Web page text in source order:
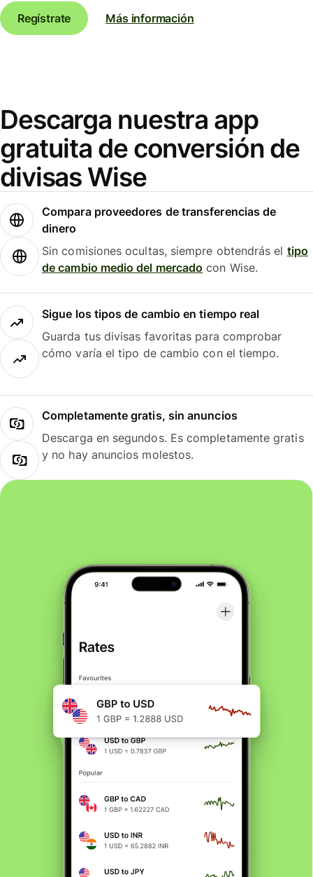
Regístrate Más información
Descarga nuestra app
gratuita de conversión de
divisas Wise
Compara proveedores de transferencias de
dinero
Sin comisiones ocultas, siempre obtendrás el tipo
de cambio medio del mercado con Wise.
Sigue los tipos de cambio en tiempo real
Guarda tus divisas favoritas para comprobar
cómo varía el tipo de cambio con el tiempo.
Completamente gratis, sin anuncios
Descarga en segundos. Es completamente gratis
y no hay anuncios molestos.